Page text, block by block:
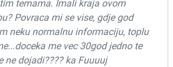
temama. Imali kraja ovom
Povraca mi se vise, gdje god
neku normalnu informaciju, toplu
me vec 30god jedno te
ne dojadi???? ka Fuuuuj